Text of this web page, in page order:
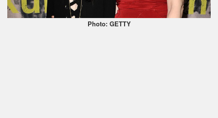
Photo: GETTY